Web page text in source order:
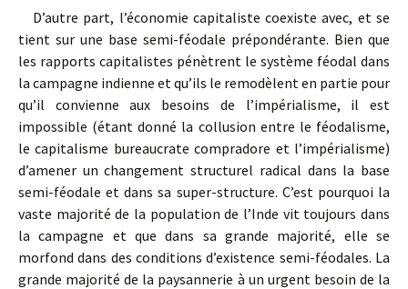
D’autre part, l’économie capitaliste coexiste avec, et se
tient sur une base semi-féodale prépondérante. Bien que
les rapports capitalistes pénètrent le système féodal dans
la campagne indienne et qu’ils le remodèlent en partie pour
qu’il convienne aux besoins de l’impérialisme, il est
impossible (étant donné la collusion entre le féodalisme,
le capitalisme bureaucrate compradore et l’impérialisme)
d’amener un changement structurel radical dans la base
semi-féodale et dans sa super-structure. C’est pourquoi la
vaste majorité de la population de l’Inde vit toujours dans
la campagne et que dans sa grande majorité, elle se
morfond dans des conditions d’existence semi-féodales. La
grande majorité de la paysannerie à un urgent besoin de la